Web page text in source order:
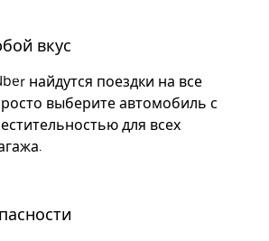
вкус
найдутся поездки на все
выберите автомобиль с
для всех